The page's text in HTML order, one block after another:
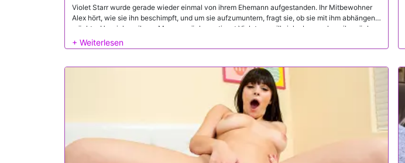
Violet Starr wurde gerade wieder einmal von ihrem Ehemann aufgestanden. Ihr Mitbewohner
Alex hört, wie sie ihn beschimpft, und um sie aufzumuntern, fragt sie, ob sie mit ihm abhängen
möchte. Um sich an ihrem Mann zu rächen, stimmt Violet zu, will sich aber auch an ihm rächen,
indem sie Alex' riesigen Schwanz lutscht und fickt.